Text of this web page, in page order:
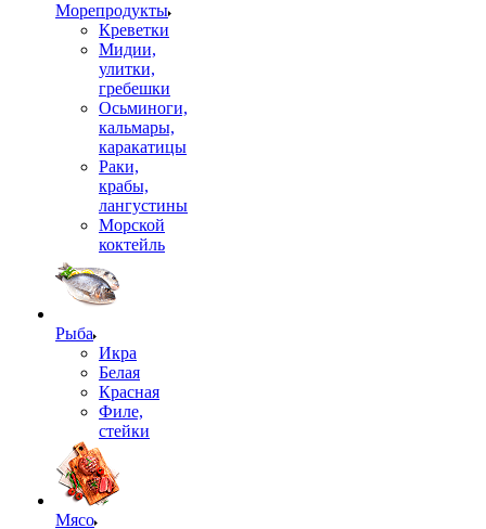
Морепродукты
Креветки
Мидии,
улитки,
гребешки
Осьминоги,
кальмары,
каракатицы
Раки,
крабы,
лангустины
Морской
коктейль
Рыба
Икра
Белая
Красная
Филе,
стейки
Мясо